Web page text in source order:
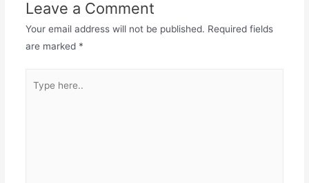
Leave a Comment
Your email address will not be published. Required fields
are marked *